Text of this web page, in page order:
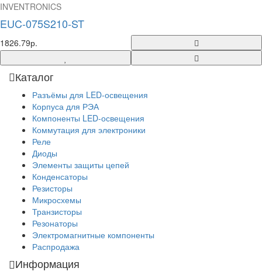
INVENTRONICS
EUC-075S210-ST
1826.79р.
Каталог
Разъёмы для LED-освещения
Корпуса для РЭА
Компоненты LED-освещения
Коммутация для электроники
Реле
Диоды
Элементы защиты цепей
Конденсаторы
Резисторы
Микросхемы
Транзисторы
Резонаторы
Электромагнитные компоненты
Распродажа
Информация